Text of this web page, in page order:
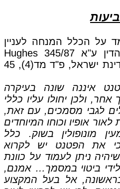
על הכלל המנחה לעניין
פרשנות פטנט בפסק הדין ע"א 345/87 Hughes
Aircraft Company נ' מדינת ישראל, פ"ד מד(4), 45
איננה שונה בעיקרה
ולכן יחולו עליו כללי
לגבי מסמכים, עם זאת,
אופיו וכוחו המיוחדים
מונופולין בשוק. כלל
את הפטנט יש לקרוא
ניתן לעמוד על כוונת
ביטוי במסמך… אמנם,
אל בעל המקצוע